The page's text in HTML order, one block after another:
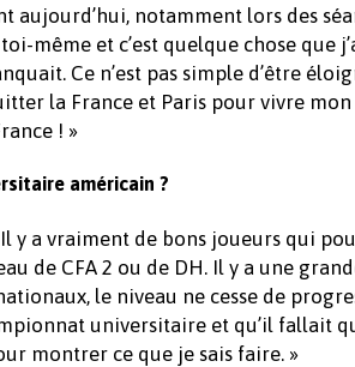
aujourd’hui, notamment lors des
même et c’est quelque chose que
Ce n’est pas simple d’être
la France et Paris pour vivre mon
! »
américain ?
Il y a vraiment de bons joueurs qui
de CFA 2 ou de DH. Il y a une
le niveau ne cesse de
universitaire et qu’il fallait
montrer ce que je sais faire. »